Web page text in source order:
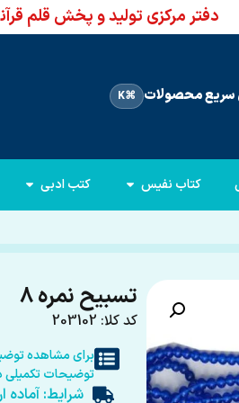
دفتر مرکزی تولید و پخش قلم قرآنی بصیر
محصولات ⌘K
کتاب نفیس کتب ادبی
تسبیح نمره 8
کد کلا: 203102
برای مشاهده
توضیحات تکمیلی
شرایط: آماده